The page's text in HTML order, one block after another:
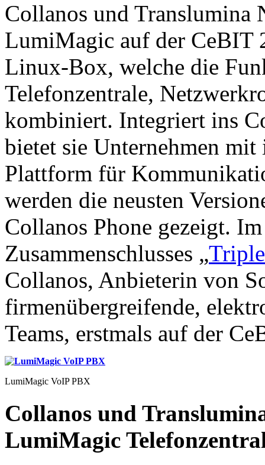
Collanos und Translumina
LumiMagic auf der CeBIT
Linux-Box, welche die
Telefonzentrale,
kombiniert. Integriert ins
bietet sie Unternehmen mit
Plattform für
werden die neusten
Collanos Phone gezeigt.
Zusammenschlusses „
Collanos, Anbieterin von
firmenübergreifende,
Teams, erstmals auf der
LumiMagic VoIP PBX
Collanos und
LumiMagic